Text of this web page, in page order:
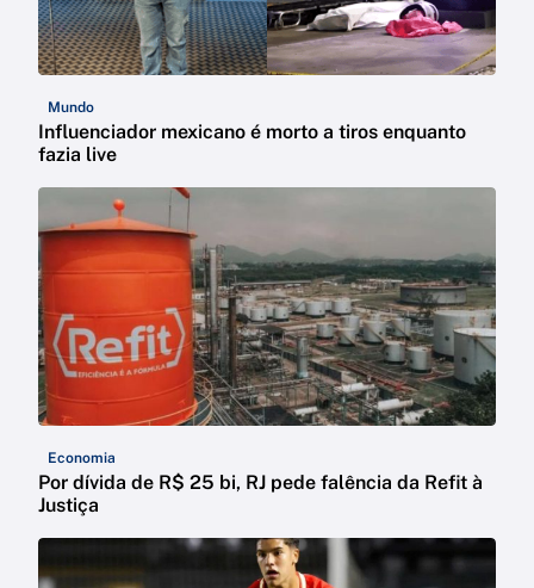
Mundo
Influenciador mexicano é morto a tiros enquanto
fazia live
Economia
Por dívida de R$ 25 bi, RJ pede falência da Refit à
Justiça